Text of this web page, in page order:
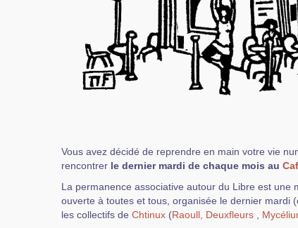
Vous avez décidé de reprendre en main votre vie
rencontrer le dernier mardi de chaque mois au
La permanence associative autour du Libre est une
ouverte à toutes et tous, organisée le dernier mardi
les collectifs de Chtinux (Raoull, Deuxfleurs